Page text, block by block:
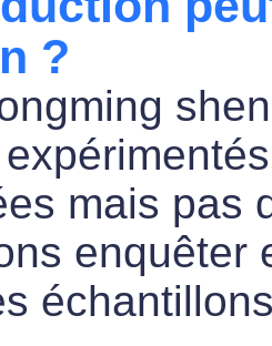
?
mais pas
enquêter